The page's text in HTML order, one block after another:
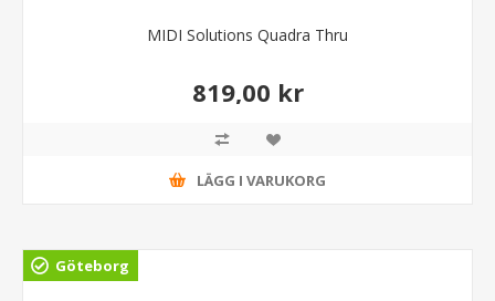
MIDI Solutions Quadra Thru
819,00 kr
LÄGG I VARUKORG
Göteborg